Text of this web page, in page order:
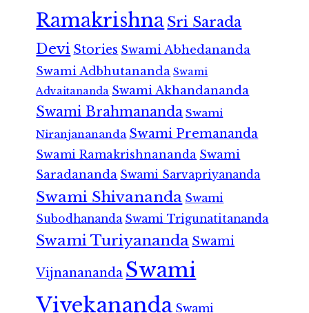
RamakrishnaSri Sarada
Devi Stories Swami Abhedananda
Swami Adbhutananda Swami
Advaitananda Swami Akhandananda
Swami Brahmananda Swami
Niranjanananda Swami Premananda
Swami Ramakrishnananda Swami
Saradananda Swami Sarvapriyananda
Swami Shivananda Swami
Subodhananda Swami Trigunatitananda
Swami Turiyananda Swami
Vijnanananda Swami
Vivekananda Swami